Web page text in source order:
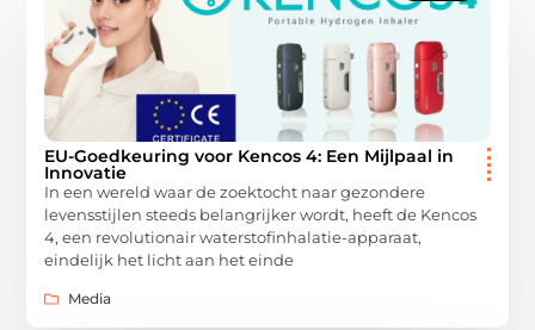
EU-Goedkeuring voor Kencos 4: Een Mijlpaal in
Innovatie
In een wereld waar de zoektocht naar gezondere
levensstijlen steeds belangrijker wordt, heeft de Kencos
4, een revolutionair waterstofinhalatie-apparaat,
eindelijk het licht aan het einde
Media